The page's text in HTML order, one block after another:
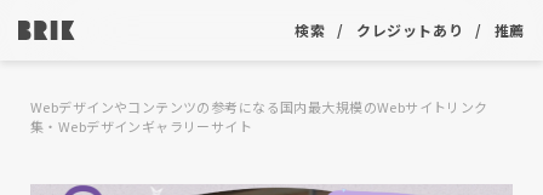
検索 クレジットあり 推薦
Webデザインやコンテンツの参考になる国内最大規模のWebサイトリンク
集・Webデザインギャラリーサイト